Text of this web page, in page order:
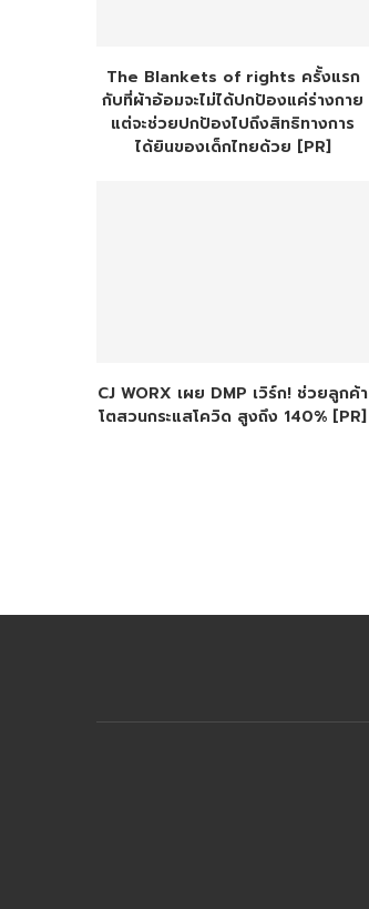
The Blankets of rights ครั้งแรก
กับที่ผ้าอ้อมจะไม่ได้ปกป้องแค่ร่างกาย
แต่จะช่วยปกป้องไปถึงสิทธิทางการ
ได้ยินของเด็กไทยด้วย [PR]
CJ WORX เผย DMP เวิร์ก! ช่วยลูกค้า
โตสวนกระแสโควิด สูงถึง 140% [PR]